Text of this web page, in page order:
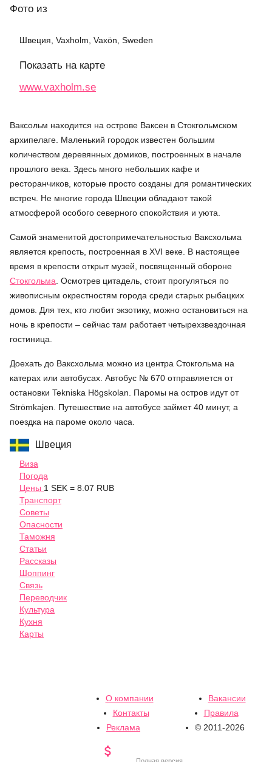
Фото из
Швеция, Vaxholm, Vaxön, Sweden
Показать на карте
www.vaxholm.se
Ваксольм находится на острове Ваксен в Стокгольмском
архипелаге. Маленький городок известен большим
количеством деревянных домиков, построенных в начале
прошлого века. Здесь много небольших кафе и
ресторанчиков, которые просто созданы для романтических
встреч. Не многие города Швеции обладают такой
атмосферой особого северного спокойствия и уюта.
Самой знаменитой достопримечательностью Ваксхольма
является крепость, построенная в XVI веке. В настоящее
время в крепости открыт музей, посвященный обороне
Стокгольма. Осмотрев цитадель, стоит прогуляться по
живописным окрестностям города среди старых рыбацких
домов. Для тех, кто любит экзотику, можно остановиться на
ночь в крепости – сейчас там работает четырехзвездочная
гостиница.
Доехать до Ваксхольма можно из центра Стокгольма на
катерах или автобусах. Автобус № 670 отправляется от
остановки Tekniska Högskolan. Паромы на остров идут от
Strömkajen. Путешествие на автобусе займет 40 минут, а
поездка на пароме около часа.
Швеция
Виза
Погода
Цены 1 SEK = 8.07 RUB
Транспорт
Советы
Опасности
Таможня
Статьи
Рассказы
Шоппинг
Связь
Переводчик
Культура
Кухня
Карты
О компании
Вакансии
Контакты
Правила
Реклама
© 2011-2026
